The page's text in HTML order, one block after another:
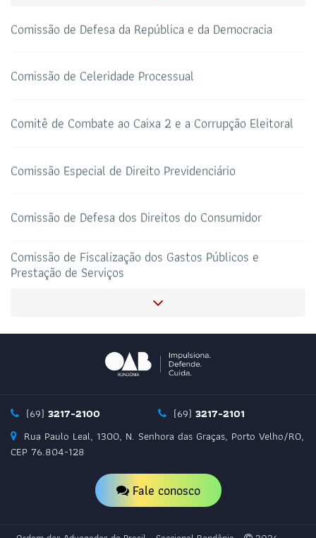
69 3217-2099
TELEFONE
E-MAIL TRIBUNAL DE ÉTICA CANAL PRERROGATIVAS
Comissão de Defesa da República e da Democracia
Comissão de Celeridade Processual
Comitê de Combate ao Caixa 2 e a Corrupção Eleitoral
Comissão Especial de Direito Previdenciário
Comissão de Defesa dos Direitos do Consumidor
Comissão de Fiscalização dos Gastos Públicos e
Prestação de Serviços
Comissão de Diversidade Sexual e de Gênero LGBTQI+
Comissão do Agronegócio
Comissão de Concursos Públicos
Comissão de Estudo e Aperfeiçoamento de Tribunal do
Júri
Comissão de Defesa de Credores Públicos Precatórios
(69) 3217-2100 (69) 3217-2101
Rua Paulo Leal, 1300, N. Senhora das Graças, Porto Velho/RO,
CEP 76.804-128
Fale conosco